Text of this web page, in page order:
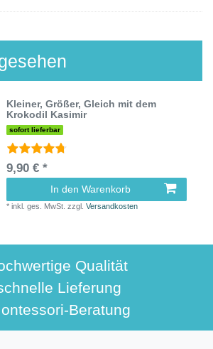
Kleiner, Größer, Gleich mit dem
Krokodil Kasimir
sofort lieferbar
9,90 € *
In den Warenkorb
*inkl. ges. MwSt. zzgl.Versandkosten
Qualität
Lieferung
Beratung